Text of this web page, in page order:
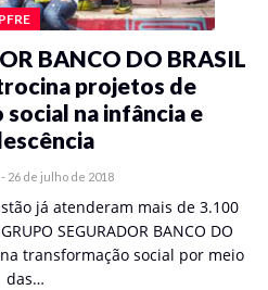
BANCO DO BRASIL
projetos de
na infância e
- 26 de julho de 2018
já atenderam mais de 3.100
SEGURADOR BANCO DO
na transformação social por meio
das…